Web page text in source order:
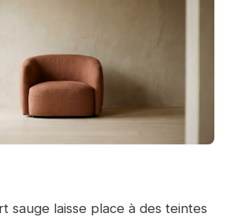
sauge laisse place à des teintes